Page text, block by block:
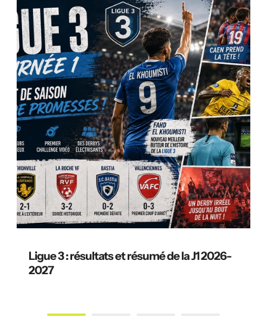
Ligue 3 : résultats et résumé de la J1 2026-
2027